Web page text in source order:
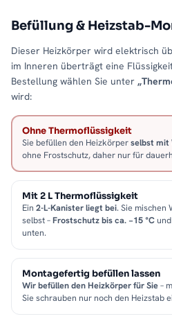
Befüllung & Heizstab-
Dieser Heizkörper wird elektrisch
im Inneren überträgt eine
Bestellung wählen Sie unter
wird:
Ohne Thermoflüssigkeit
Sie befüllen den Heizkörperselbst mit
ohne Frostschutz, daher nur für
Mit 2 L Thermoflüssigkeit
Ein 2-L-Kanister liegt bei. Sie mischen
selbst –Frostschutz bis ca. −15 °C
unten.
Montagefertig befüllen lassen
Wir befüllen den Heizkörper für Sie–
Sie schrauben nur noch den Heizstab